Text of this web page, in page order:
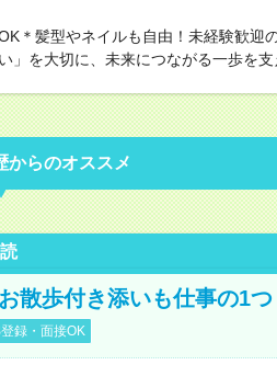
＊髪型やネイルも自由！未経験歓迎
を大切に、未来につながる一歩を支
からのオススメ
散歩付き添いも仕事の1つ
録・面接OK